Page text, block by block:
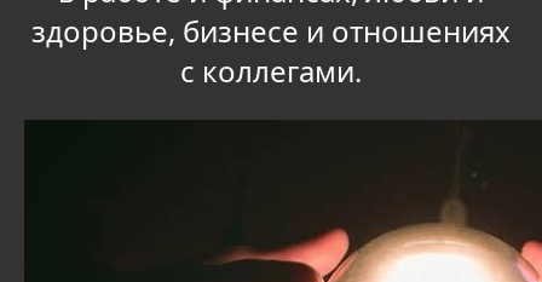
здоровье, бизнесе и отношениях
с коллегами.